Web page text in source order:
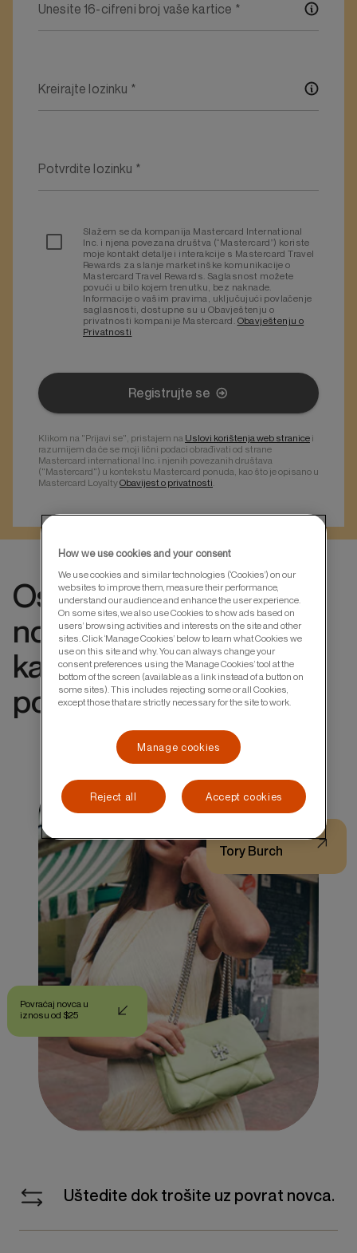
Unesite 16-cifreni broj vaše kartice *
Kreirajte lozinku *
Potvrdite lozinku *
Slažem se da kompanija Mastercard International
Inc. i njena povezana društva (“Mastercard”) koriste
moje kontakt detalje i interakcije s Mastercard Travel
Rewards za slanje marketinške komunikacije o
Mastercard Travel Rewards. Saglasnost možete
povući u bilo kojem trenutku, bez naknade.
Informacije o vašim pravima, uključujući povlačenje
saglasnosti, dostupne su u Obavještenju o
privatnosti kompanije Mastercard. Obavještenju o
Privatnosti
Registrujte se
Klikom na "Prijavi se", pristajem na Uslovi korištenja web stranice i
razumijem da će se moji lični podaci obrađivati od strane
Mastercard international Inc. i njenih povezanih društava
("Mastercard") u kontekstu Mastercard ponuda, kao što je opisano u
Mastercard LoyaltyObavijest o privatnosti.
Ostvarivanje povrata
novca je lako. Povežite
karticu i uživajte u
pogodnostima.
Uštedite dok trošite uz povrat novca.
Tory Burch
Povraćaj novca u
iznosu od $25
How we use cookies and your consent
We use cookies and similar technologies (‘Cookies’) on our
websites to improve them, measure their performance,
understand our audience and enhance the user experience.
On some sites, we also use Cookies to show ads based on
users’ browsing activities and interests on the site and other
sites. Click ‘Manage Cookies’ below to learn what Cookies we
use on this site and why. You can always change your
consent preferences using the ‘Manage Cookies’ tool at the
bottom of the screen (available as a link instead of a button on
some sites). This includes rejecting some or all Cookies,
except those that are strictly necessary for the site to work.
Manage cookies
Reject all Accept cookies